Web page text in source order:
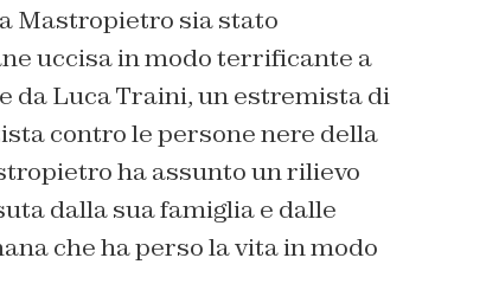
Mastropietro sia stato
uccisa in modo terrificante a
da Luca Traini, un estremista di
contro le persone nere della
ha assunto un rilievo
dalla sua famiglia e dalle
che ha perso la vita in modo